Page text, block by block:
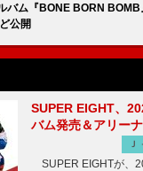
バム『BONE BORN
公開
SUPER EIGHT、
バム発売＆アリー
SUPER EIGHTが、